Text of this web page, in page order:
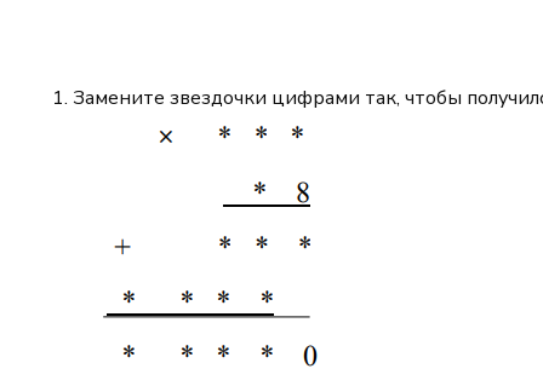
Замените звездочки цифрами так, чтобы